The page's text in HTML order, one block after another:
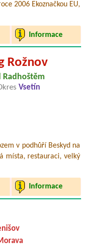
2006 Ekoznačkou EU,
Informace
Rožnov
Radhoštěm
Vsetín
v podhůří Beskyd na
místa, restauraci, velký
Informace